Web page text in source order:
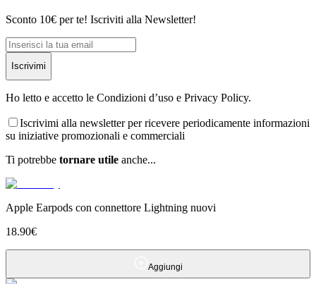
Sconto 10€ per te! Iscriviti alla Newsletter!
Iscrivimi
Ho letto e accetto le Condizioni d’uso e Privacy Policy.
Iscrivimi alla newsletter per ricevere periodicamente informazioni
su iniziative promozionali e commerciali
Ti potrebbe tornare utile anche...
Apple Earpods con connettore Lightning nuovi
18.90€
Aggiungi